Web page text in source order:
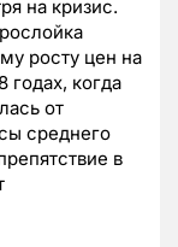
на кризис.
росту цен на
когда
от
среднего
в